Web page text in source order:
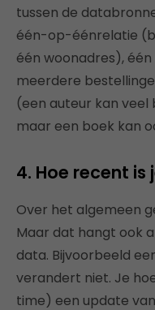
tussen de
één-op-éénrelatie
één woonadres),
meerdere
(een auteur kan
maar een boek kan
4. Hoe recent is
Over het algemeen
Maar dat hangt ook
data. Bijvoorbeeld
verandert niet. Je
time) een update